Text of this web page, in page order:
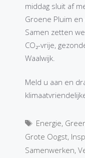
middag sluit af
Groene Pluim
Samen zetten
CO₂-vrije,
Waalwijk.
Meld u aan en
Tags
Energie,
Grote Oogst,
Samenwerken,